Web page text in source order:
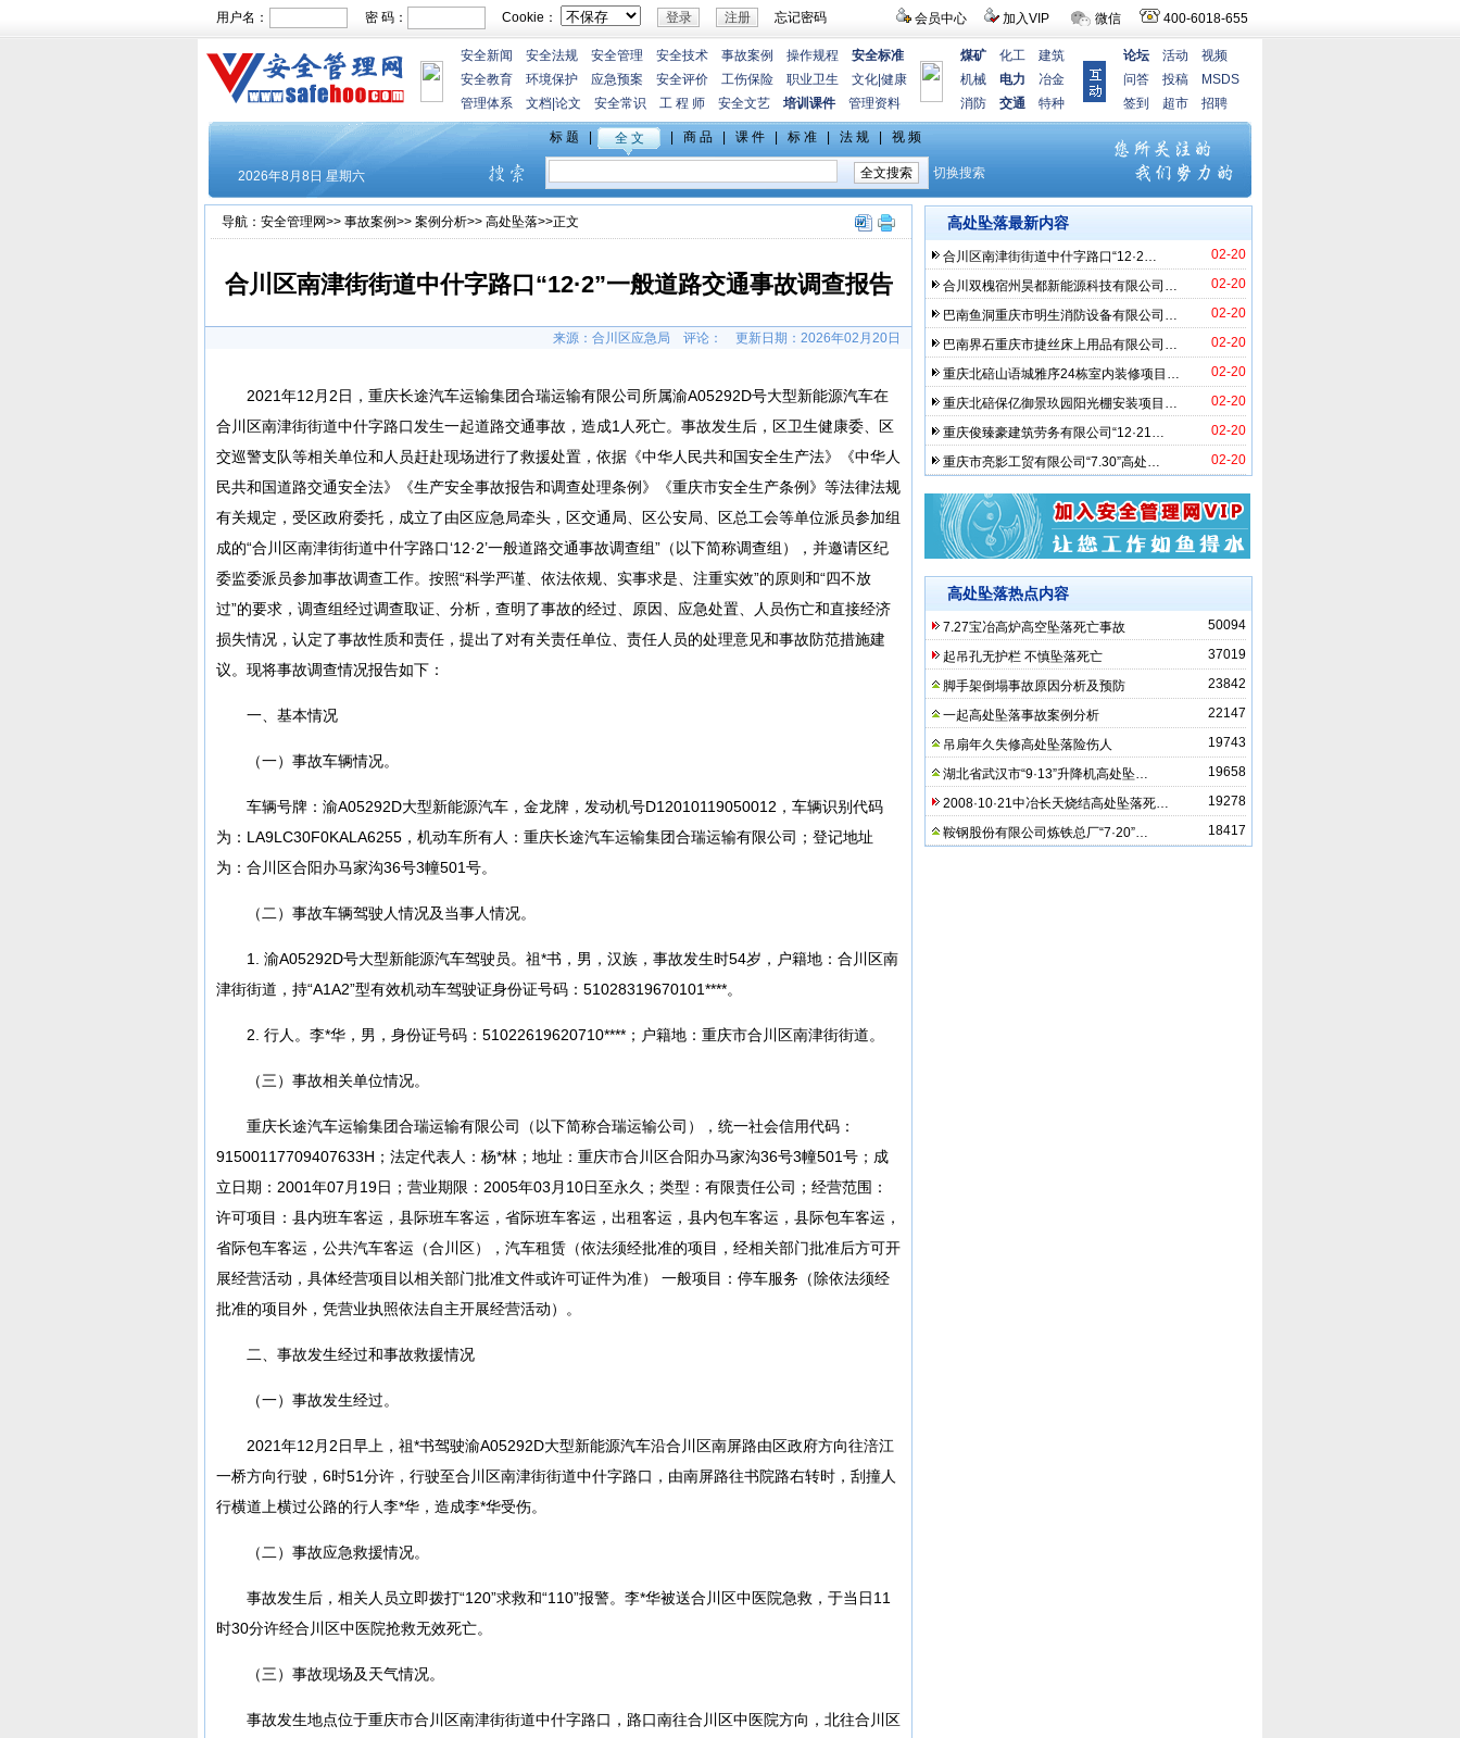
会员中心 加入VIP 微信 400-6018-655
用户名： 密 码： Cookie： 忘记密码
安全新闻 安全法规 安全管理 安全技术 事故案例 操作规程
安全标准
安全教育
环境保护 应急预案 安全评价 工伤保险 职业卫生 文化 健康
管理体系
文档 论文 安全常识 工 程 师 安全文艺 培训课件 管理资料
煤矿 化工
建筑
机械
电力
冶金
消防
交通 特种
论坛 活动
视频
问答
投稿
MSDS
签到
超市 招聘
导航： 安全管理网>> 事故案例>> 案例分析>> 高处坠落>>正文
合川区南津街街道中什字路口“12·2”一般道路交通事故调查报告
来源：合川区应急局 评论： 更新日期： 2026年02月20日
2021年12月2日，重庆长途汽车运输集团合瑞运输有限公司所属渝A05292D号大型新能源汽车在
合川区南津街街道中什字路口发生一起道路交通事故，造成1人死亡。事故发生后，区卫生健康委、区
交巡警支队等相关单位和人员赶赴现场进行了救援处置，依据《中华人民共和国安全生产法》《中华人
民共和国道路交通安全法》《生产安全事故报告和调查处理条例》《重庆市安全生产条例》等法律法规
有关规定，受区政府委托，成立了由区应急局牵头，区交通局、区公安局、区总工会等单位派员参加组
成的“合川区南津街街道中什字路口‘12·2’一般道路交通事故调查组”（以下简称调查组），并邀请区纪
委监委派员参加事故调查工作。按照“科学严谨、依法依规、实事求是、注重实效”的原则和“四不放
过”的要求，调查组经过调查取证、分析，查明了事故的经过、原因、应急处置、人员伤亡和直接经济
损失情况，认定了事故性质和责任，提出了对有关责任单位、责任人员的处理意见和事故防范措施建
议。现将事故调查情况报告如下：
一、基本情况
（一）事故车辆情况。
车辆号牌：渝A05292D大型新能源汽车，金龙牌，发动机号D12010119050012，车辆识别代码
为：LA9LC30F0KALA6255，机动车所有人：重庆长途汽车运输集团合瑞运输有限公司；登记地址
为：合川区合阳办马家沟36号3幢501号。
（二）事故车辆驾驶人情况及当事人情况。
1. 渝A05292D号大型新能源汽车驾驶员。祖*书，男，汉族，事故发生时54岁，户籍地：合川区南
津街街道，持“A1A2”型有效机动车驾驶证身份证号码：51028319670101****。
2. 行人。李*华，男，身份证号码：51022619620710****；户籍地：重庆市合川区南津街街道。
（三）事故相关单位情况。
重庆长途汽车运输集团合瑞运输有限公司（以下简称合瑞运输公司），统一社会信用代码：
91500117709407633H；法定代表人：杨*林；地址：重庆市合川区合阳办马家沟36号3幢501号；成
立日期：2001年07月19日；营业期限：2005年03月10日至永久；类型：有限责任公司；经营范围：
许可项目：县内班车客运，县际班车客运，省际班车客运，出租客运，县内包车客运，县际包车客运，
省际包车客运，公共汽车客运（合川区），汽车租赁（依法须经批准的项目，经相关部门批准后方可开
展经营活动，具体经营项目以相关部门批准文件或许可证件为准） 一般项目：停车服务（除依法须经
批准的项目外，凭营业执照依法自主开展经营活动）。
二、事故发生经过和事故救援情况
（一）事故发生经过。
2021年12月2日早上，祖*书驾驶渝A05292D大型新能源汽车沿合川区南屏路由区政府方向往涪江
一桥方向行驶，6时51分许，行驶至合川区南津街街道中什字路口，由南屏路往书院路右转时，刮撞人
行横道上横过公路的行人李*华，造成李*华受伤。
（二）事故应急救援情况。
事故发生后，相关人员立即拨打“120”求救和“110”报警。李*华被送合川区中医院急救，于当日11
时30分许经合川区中医院抢救无效死亡。
（三）事故现场及天气情况。
事故发生地点位于重庆市合川区南津街街道中什字路口，路口南往合川区中医院方向，北往合川区
高处坠落最新内容
02-20
合川区南津街街道中什字路口“12·2…
02-20
合川双槐宿州昊都新能源科技有限公司…
02-20
巴南鱼洞重庆市明生消防设备有限公司…
02-20
巴南界石重庆市捷丝床上用品有限公司…
02-20
重庆北碚山语城雅序24栋室内装修项目…
02-20
重庆北碚保亿御景玖园阳光棚安装项目…
02-20
重庆俊臻豪建筑劳务有限公司“12·21…
02-20
重庆市亮影工贸有限公司“7.30”高处…
高处坠落热点内容
50094
7.27宝冶高炉高空坠落死亡事故
37019
起吊孔无护栏 不慎坠落死亡
23842
脚手架倒塌事故原因分析及预防
22147
一起高处坠落事故案例分析
19743
吊扇年久失修高处坠落险伤人
19658
湖北省武汉市“9·13”升降机高处坠…
19278
2008·10·21中冶长天烧结高处坠落死…
18417
鞍钢股份有限公司炼铁总厂“7·20”…